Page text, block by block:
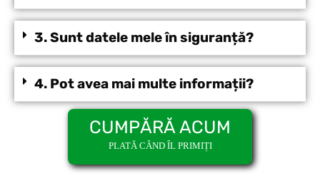
3. Sunt datele mele în siguranță?
4. Pot avea mai multe informații?
CUMPĂRĂ ACUM
PLATĂ CÂND ÎL PRIMIȚI